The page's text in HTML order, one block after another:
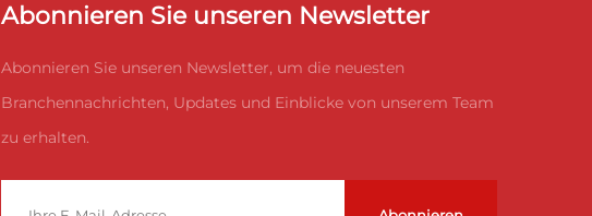
Abonnieren Sie unseren Newsletter
Abonnieren Sie unseren Newsletter, um die neuesten
Branchennachrichten, Updates und Einblicke von unserem Team
zu erhalten.